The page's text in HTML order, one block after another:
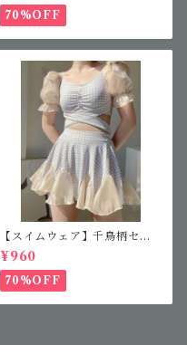
70%OFF
【スイムウェア】千鳥柄セパ
レート水着
¥960
70%OFF